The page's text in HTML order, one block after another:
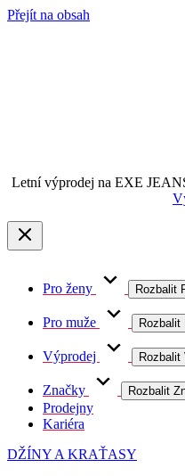
Přejít na obsah
Letní výprodej na EXE
Pro ženy Rozbalit
Pro muže Rozbalit
Výprodej Rozbalit
Značky Rozbalit
Prodejny
Kariéra
DŽÍNY A KRAŤASY